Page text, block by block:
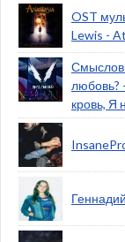
OST
Lewis -
любовь?
кровь, Я